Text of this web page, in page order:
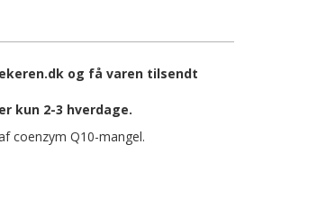
og få varen tilsendt
kun 2-3 hverdage.
coenzym Q10-mangel.